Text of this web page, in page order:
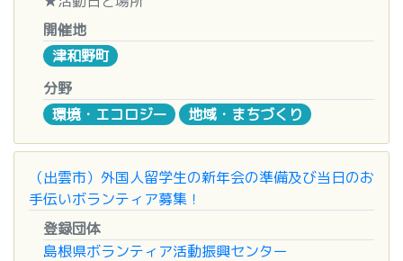
〒690-0826
松江市学園南1-21-1 松江市総合体育館内
まつえレディースハーフマラソン実行委員会事務局
TEL：0852-22-7607 FAX：0852-33-7667
E-mail：mlmform@web-sanin.co.jp
※現地集合、現地解散です
■内容
・鎌によるヨシの刈り取り
・刈り取ったヨシをヒモで縛り集積場所まで運び込
み
■募集対象
当事業の主旨を理解し上記作業を積極的に行うこと
が可能な方であれば、年齢・性別を問いません。
お一人でのご参加、ご家族や会社など団体でのご参
８月1日（土） 7：30～8：30 キヌヤ駐車場
９月5日（土） 7：30～8：30 社協津和野支所
10月3日（土） 8：00～9：00 なごみの里駐車場
11月7日（土） 8：00～9：00 嘉楽園
12月5日（土） 8：00～9：00 キヌヤ駐車場
３月6日（土） 8：00～9：00 社協津和野支所
★留意事項
・活動に必要な用具は、各自で準備をお願いしま
す。（準備できない場合は、社協の備品をご利用く
ださい）
・活動には、ボランティア行事保険をかけています
開催地
津和野町
分野
環境・エコロジー
地域・まちづくり
（出雲市）外国人留学生の新年会の準備及び当日のお
手伝いボランティア募集！
登録団体
島根県ボランティア活動振興センター